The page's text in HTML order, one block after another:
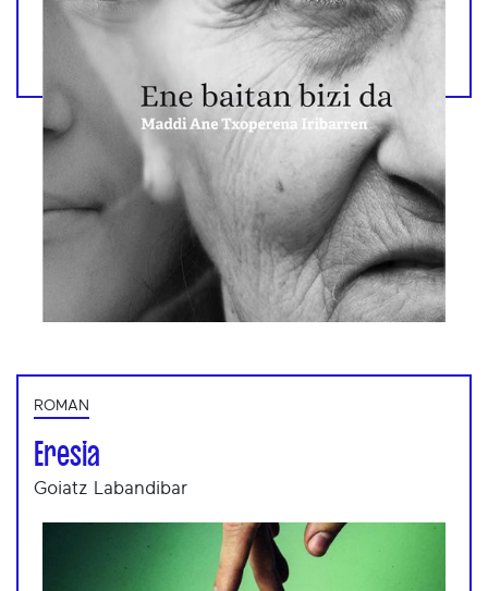
ROMAN
Eresia
Goiatz Labandibar